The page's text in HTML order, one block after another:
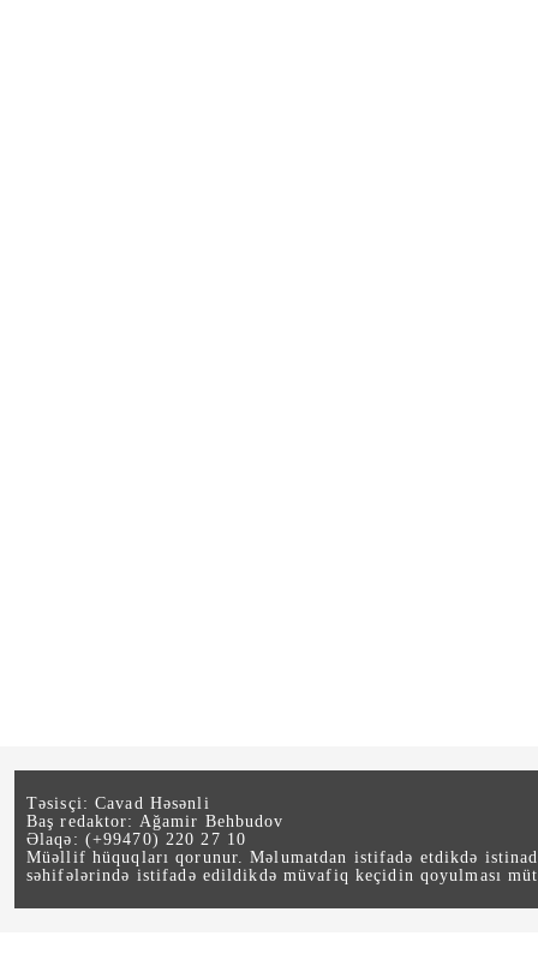
Təsisçi: Cavad Həsənli
Baş redaktor: Ağamir Behbudov
Əlaqə: (+99470) 220 27 10
Müəllif hüquqları qorunur. Məlumatdan istifadə etdikdə
səhifələrində istifadə edildikdə müvafiq keçidin qoyulması